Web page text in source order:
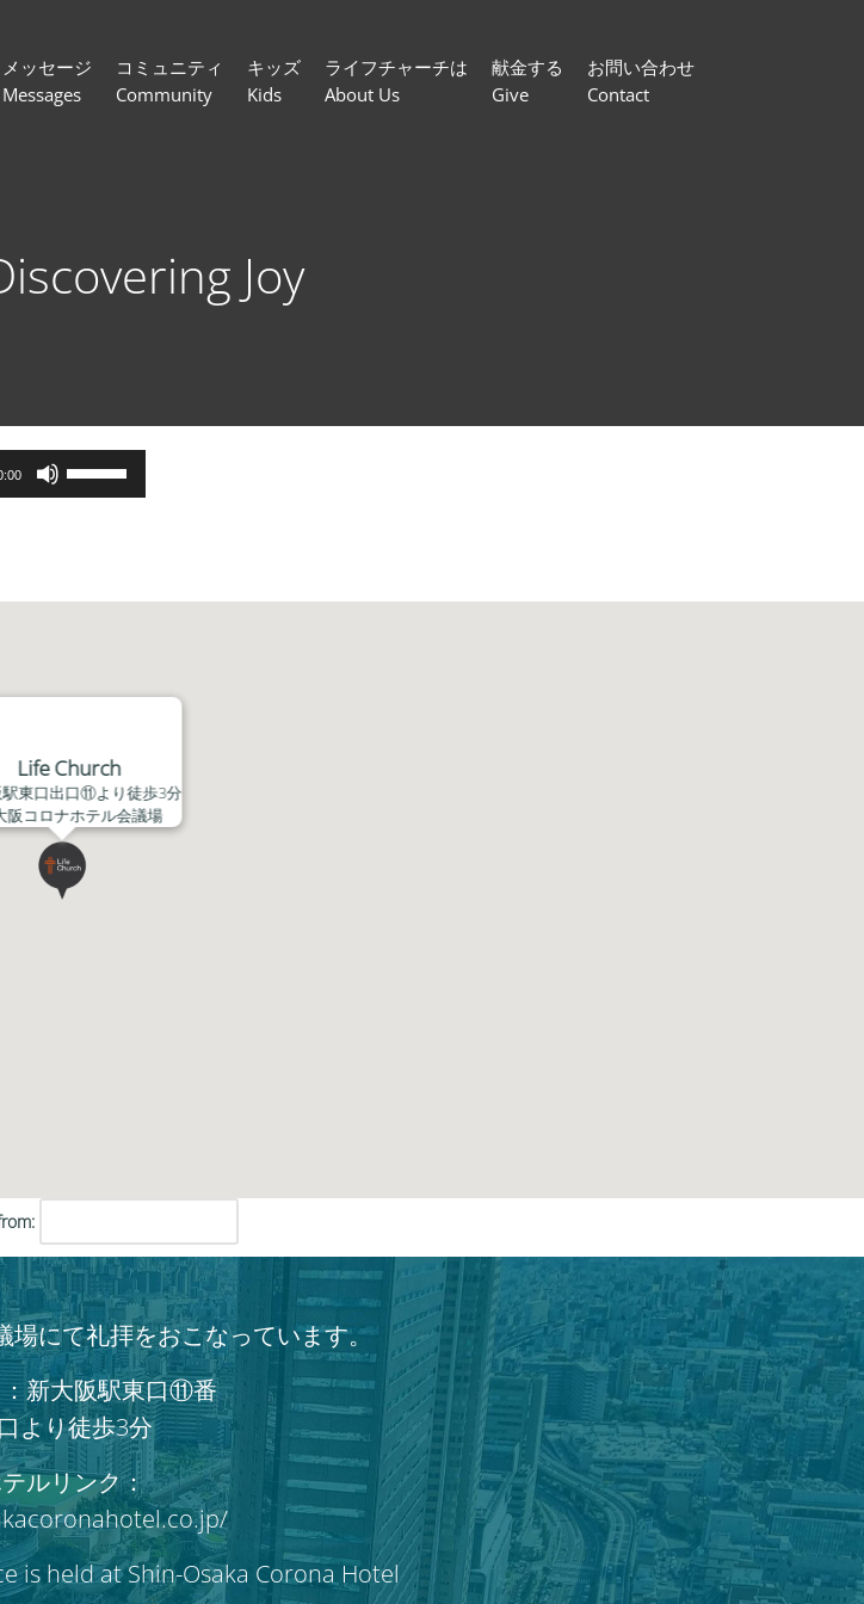
メッセージ
Messages
コミュニティ
Community
キッズ
Kids
ライフチャーチは
About Us
献金する
Give
お問い合わせ
Contact
Joy
調
は
矢
印
キ
ー
を
Life Church
駅東口出口⑪より徒歩3分
阪コロナホテル会議場
場にて礼拝をおこなっています。
新大阪駅東口⑪番
より徒歩3分
ルリンク：
is held at Shin-Osaka Corona Hotel